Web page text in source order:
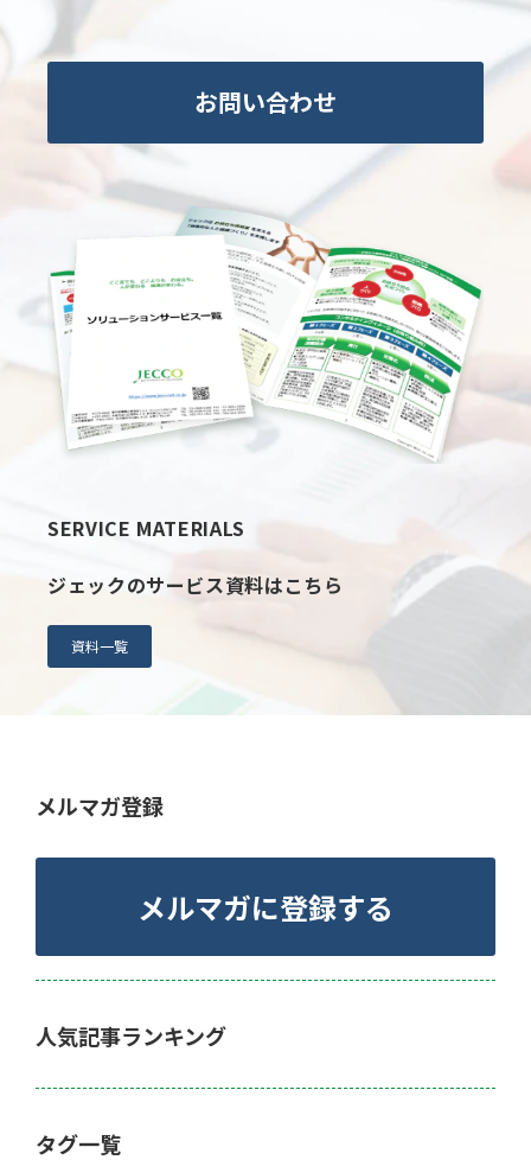
お問い合わせ
SERVICE MATERIALS
ジェックのサービス資料はこちら
資料一覧
メルマガ登録
メルマガに登録する
人気記事ランキング
タグ一覧